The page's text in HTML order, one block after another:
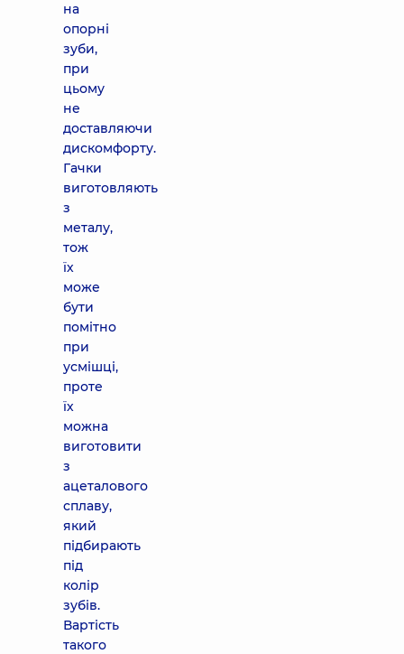
на
опорні
зуби,
при
цьому
не
доставляючи
дискомфорту.
Гачки
виготовляють
з
металу,
тож
їх
може
бути
помітно
при
усмішці,
проте
їх
можна
виготовити
з
ацеталового
сплаву,
який
підбирають
під
колір
зубів.
Вартість
такого